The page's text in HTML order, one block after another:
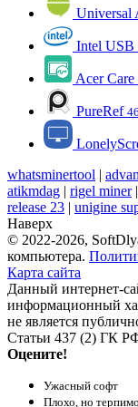
Universal
Intel USB
Acer Care
PureRef
whatsminertool |
atikmdag | rigel miner|
release 23 | unigine
Наверх
© 2022-2026,
компьютера.
Карта сайта
Данный интернет-
информационный
не является
Статьи 437 (2) ГК
Оцените!
Ужасный софт
Плохо, но терпимо